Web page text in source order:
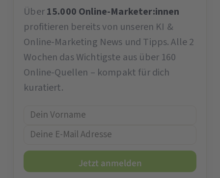
Über15.000 Online-Marketer:innen
profitieren bereits von unseren KI &
Online-Marketing News und Tipps. Alle 2
Wochen das Wichtigste aus über 160
Online-Quellen – kompakt für dich
kuratiert.